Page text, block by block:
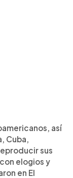
así
Cuba,
sus
elogios y
en El